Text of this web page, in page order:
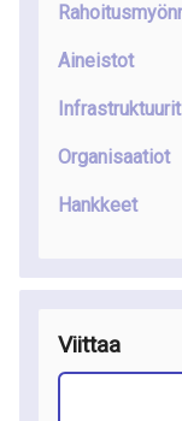
Aineistot
Infrastruktuurit
Organisaatiot
Hankkeet
Viittaa